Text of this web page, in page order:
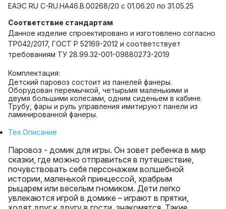
ЕАЭС RU C-RU.HA46.B.00268/20 с 01.06.20 по 31.05.25
Соответствие стандартам
Данное изделие спроектировано и изготовлено согласно
ТР042/2017, ГОСТ Р 52169-2012 и соответствует
требованиям ТУ 28.99.32-001-09880273-2019
Комплектация:
Детский паровоз состоит из панелей фанеры.
Оборудован перемычкой, четырьмя маленькими и
двумя большими колесами, одним сиденьем в кабине.
Трубу, фары и руль управления имитируют панели из
ламинированной фанеры.
Тех.Описание
Паровоз - домик для игры. Он зовет ребенка в мир
сказки, где можно отправиться в путешествие,
почувствовать себя персонажем волшебной
истории, маленькой принцессой, храбрым
рыцарем или веселым гномиком. Дети легко
увлекаются игрой в домике – играют в прятки,